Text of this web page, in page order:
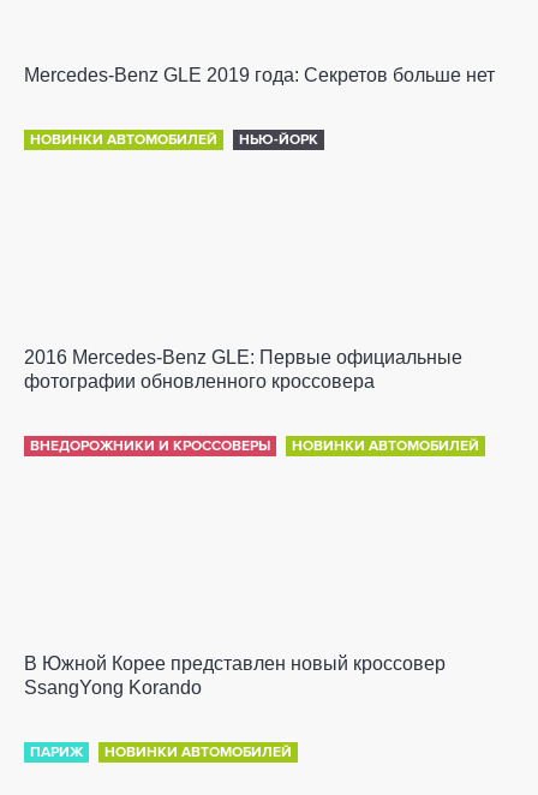
Mercedes-Benz GLE 2019 года: Секретов больше нет
НОВИНКИ АВТОМОБИЛЕЙ НЬЮ-ЙОРК
2016 Mercedes-Benz GLE: Первые официальные
фотографии обновленного кроссовера
ВНЕДОРОЖНИКИ И КРОССОВЕРЫ НОВИНКИ АВТОМОБИЛЕЙ
В Южной Корее представлен новый кроссовер
SsangYong Korando
ПАРИЖ НОВИНКИ АВТОМОБИЛЕЙ